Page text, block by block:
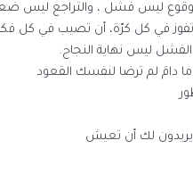
ليس فشل ، والتراجع ليس
في كل كرّة، أن تصيب في كل
ليس نهاية النجاح.
دامَ لم ترضا لنفسك القعود
لك أن تعيش